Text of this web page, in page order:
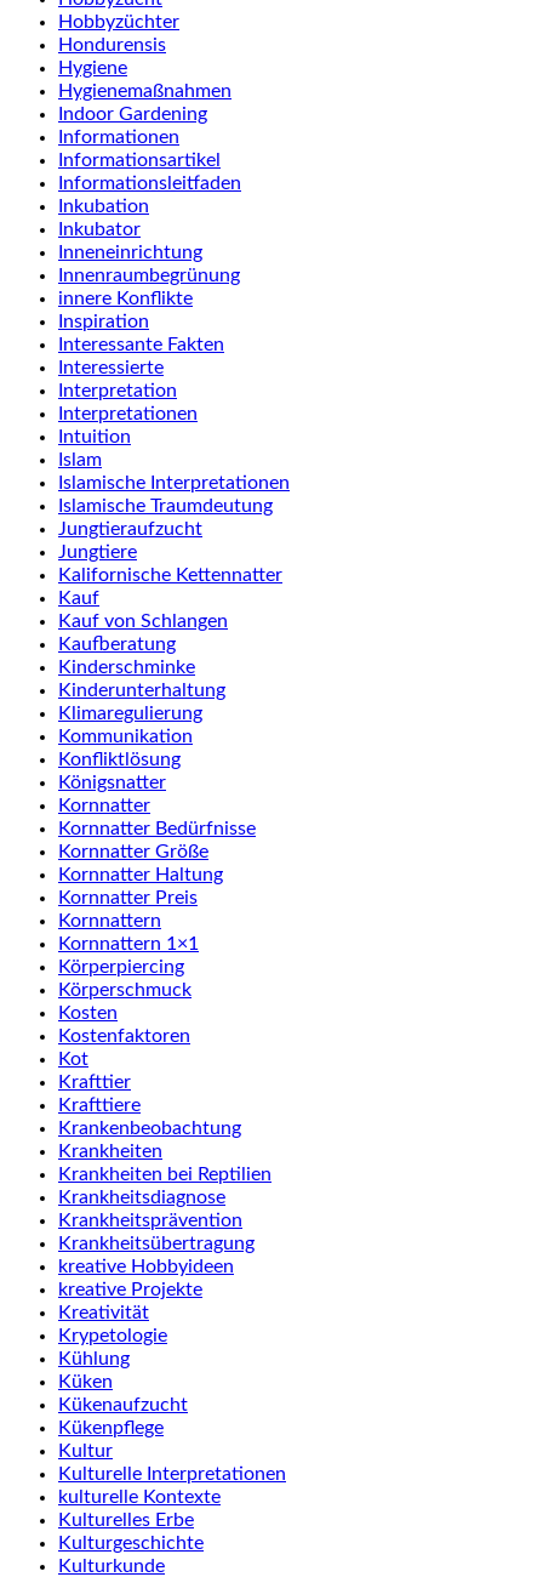
Hobbyzüchter
Hondurensis
Hygiene
Hygienemaßnahmen
Indoor Gardening
Informationen
Informationsartikel
Informationsleitfaden
Inkubation
Inkubator
Inneneinrichtung
Innenraumbegrünung
innere Konflikte
Inspiration
Interessante Fakten
Interessierte
Interpretation
Interpretationen
Intuition
Islam
Islamische Interpretationen
Islamische Traumdeutung
Jungtieraufzucht
Jungtiere
Kalifornische Kettennatter
Kauf
Kauf von Schlangen
Kaufberatung
Kinderschminke
Kinderunterhaltung
Klimaregulierung
Kommunikation
Konfliktlösung
Königsnatter
Kornnatter
Kornnatter Bedürfnisse
Kornnatter Größe
Kornnatter Haltung
Kornnatter Preis
Kornnattern
Kornnattern 1×1
Körperpiercing
Körperschmuck
Kosten
Kostenfaktoren
Kot
Krafttier
Krafttiere
Krankenbeobachtung
Krankheiten
Krankheiten bei Reptilien
Krankheitsdiagnose
Krankheitsprävention
Krankheitsübertragung
kreative Hobbyideen
kreative Projekte
Kreativität
Krypetologie
Kühlung
Küken
Kükenaufzucht
Kükenpflege
Kultur
Kulturelle Interpretationen
kulturelle Kontexte
Kulturelles Erbe
Kulturgeschichte
Kulturkunde